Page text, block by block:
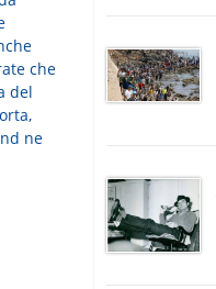
che
del
ne